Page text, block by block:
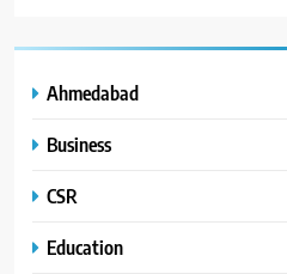
Ahmedabad
Business
CSR
Education